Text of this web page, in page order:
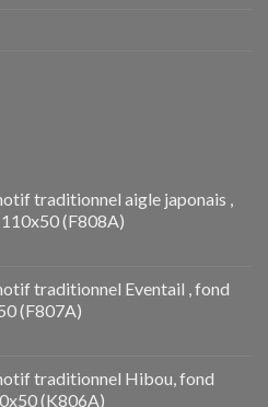
traditionnel aigle japonais ,
(F808A)
traditionnel Eventail , fond
(F807A)
traditionnel Hibou, fond
(K806A)